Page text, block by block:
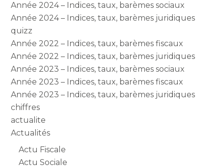
Année 2024 – Indices, taux, barèmes sociaux
Année 2024 – Indices, taux, barèmes juridiques
quizz
Année 2022 – Indices, taux, barèmes fiscaux
Année 2022 – Indices, taux, barèmes juridiques
Année 2023 – Indices, taux, barèmes sociaux
Année 2023 – Indices, taux, barèmes fiscaux
Année 2023 – Indices, taux, barèmes juridiques
chiffres
actualite
Actualités
Actu Fiscale
Actu Sociale